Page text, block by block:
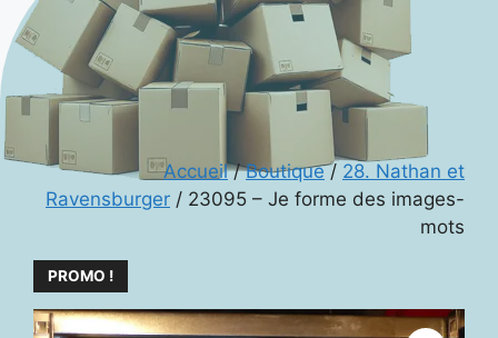
Accueil/Boutique/ 28. Nathan et
Ravensburger / 23095 – Je forme des images-
mots
PROMO !